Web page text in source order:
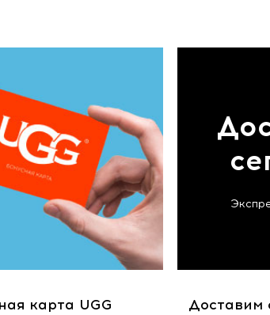
карта UGG Доставим